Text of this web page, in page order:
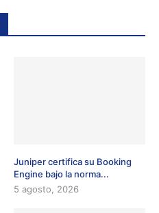
Juniper certifica su Booking
Engine bajo la norma...
5 agosto, 2026